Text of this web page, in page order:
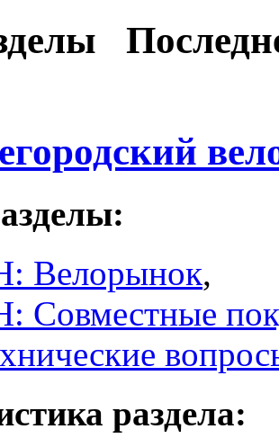
Велорынок,
Совместные
раздела: